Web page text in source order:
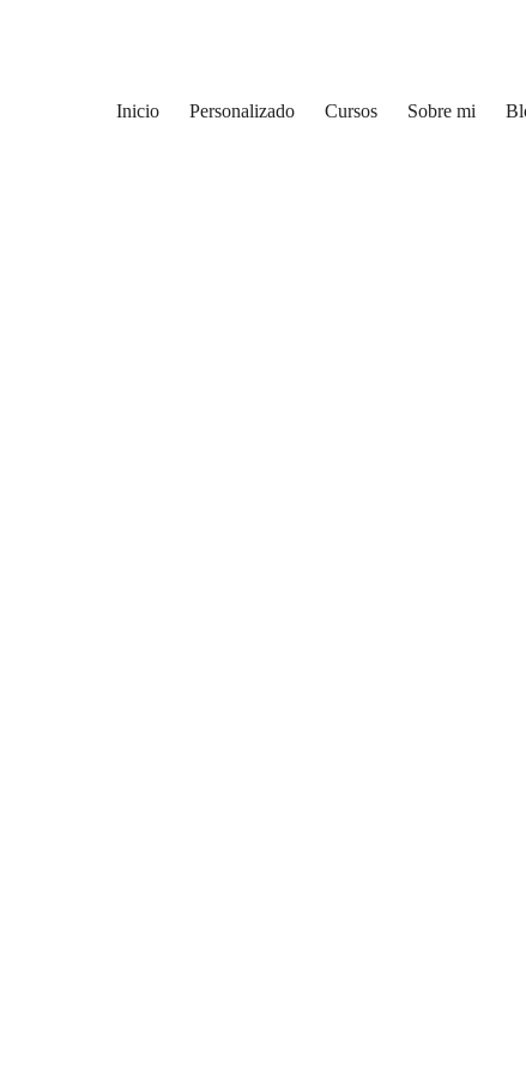
Inicio Personalizado Cursos Sobre mi